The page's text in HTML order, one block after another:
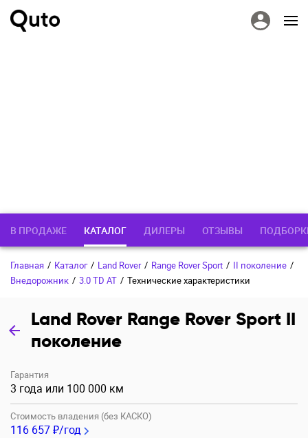
В ПРОДАЖЕ КАТАЛОГ ДИЛЕРЫ ОТЗЫВЫ
Главная / Каталог / Land Rover / Range Rover Sport / II поколение /
Внедорожник / 3.0 TD AT / Технические характеристики
Land Rover Range Rover Sport II
поколение
Гарантия
3 года или 100 000 км
Стоимость владения (без КАСКО)
116 657 ₽/год